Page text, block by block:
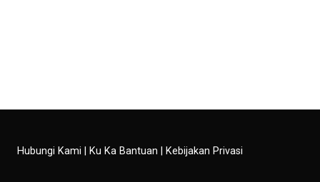
Hubungi Kami Ku Ka Bantuan Kebijakan Privasi